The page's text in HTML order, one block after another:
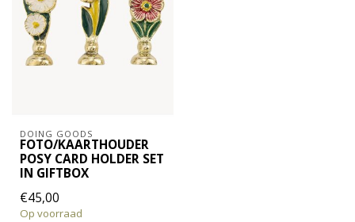
DOING GOODS
FOTO/KAARTHOUDER
POSY CARD HOLDER SET
IN GIFTBOX
€45,00
Op voorraad